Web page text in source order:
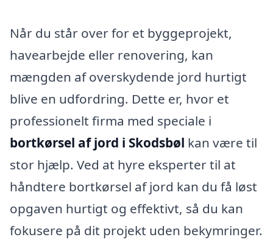
Når du står over for et byggeprojekt,
havearbejde eller renovering, kan
mængden af overskydende jord hurtigt
blive en udfordring. Dette er, hvor et
professionelt firma med speciale i
bortkørsel af jord i Skodsbøl kan være til
stor hjælp. Ved at hyre eksperter til at
håndtere bortkørsel af jord kan du få løst
opgaven hurtigt og effektivt, så du kan
fokusere på dit projekt uden bekymringer.